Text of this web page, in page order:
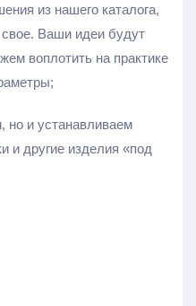
из нашего каталога,
Ваши идеи будут
воплотить на практике
но и устанавливаем
и другие изделия «под